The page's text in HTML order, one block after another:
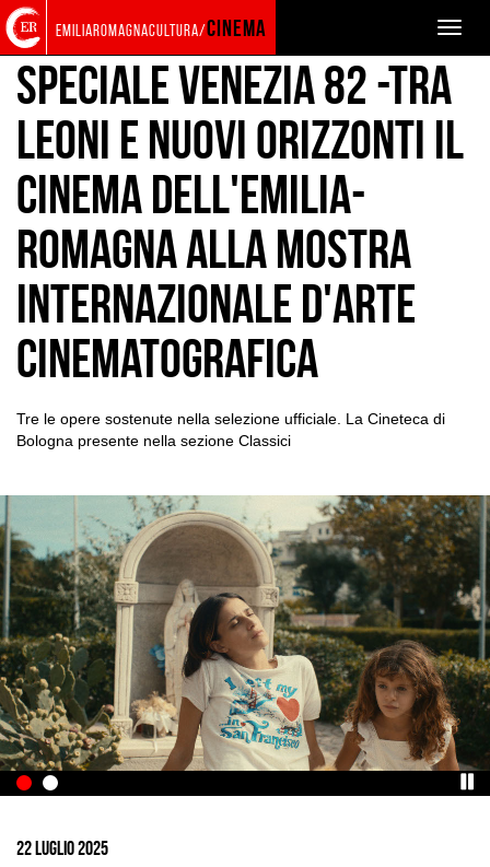
Torna
alla
home
page
Cerca
nel
sito
Salta
ai
contenuti
Salta
al
menu
principale
Toggle
emiliaromagnacultura/cinema
EVENTS AND NEWS NEWS
Speciale Venezia 82 -Tra
leoni e nuovi Orizzonti il
Cinema dell'Emilia-
Romagna alla Mostra
Internazionale d'Arte
Cinematografica
Tre le opere sostenute nella selezione ufficiale. La Cineteca di
Bologna presente nella sezione Classici
Ingrandisci
22 Luglio 2025